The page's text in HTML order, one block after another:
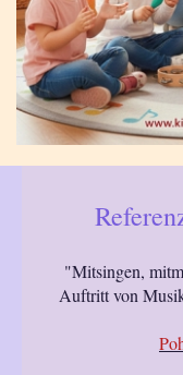
"Mitsingen,
Auftritt von